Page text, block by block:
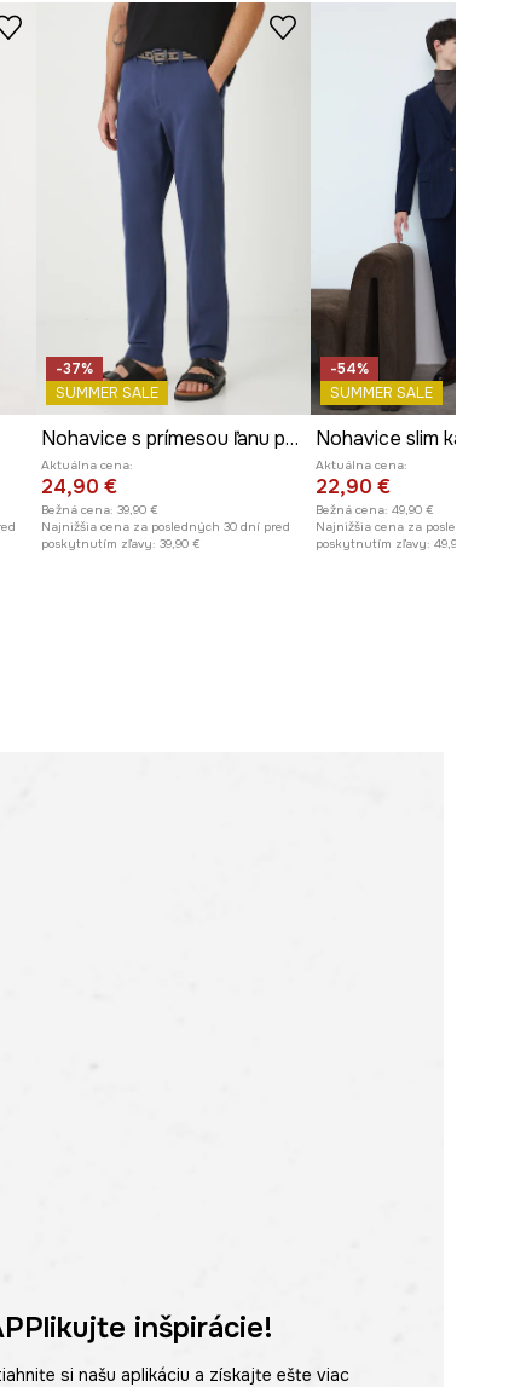
Model je vysoký 189 cm a má na
sebe veľkosť L
Pozrite si rozmery produktu
-37%
SUMMER SALE
Nohavice s prímesou ľanu pánske s opaskom
Aktuálna cena:
24,90 €
Bežná cena: 39,90 €
Najnižšia cena za posledných 30 dní pred
poskytnutím zľavy: 39,90 €
-54%
SUMMER SALE
Nohavice slim
Aktuálna cena:
22,90 €
Bežná cena: 49,90 €
Najnižšia cena za posledných
poskytnutím zľavy: 49,90 €
inšpirácie!
si našu aplikáciu a získajte ešte viac